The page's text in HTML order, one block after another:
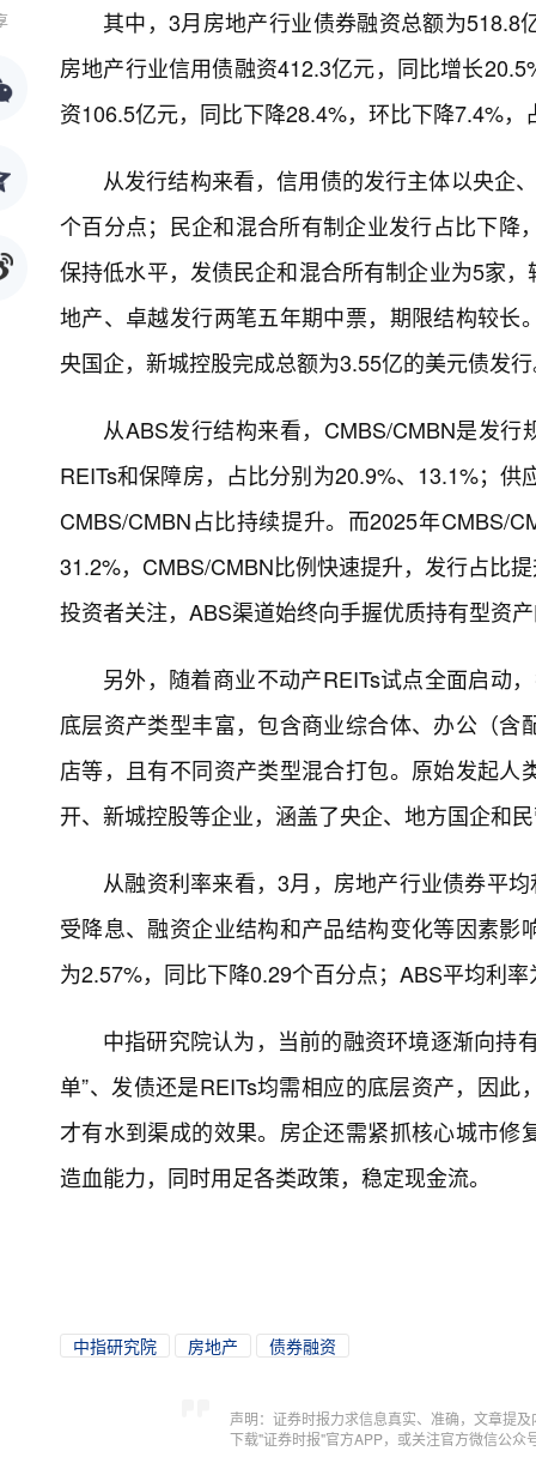
其中，3月房地产行业债券融资总额为
房地产行业信用债融资412.3亿元，同比增长
资106.5亿元，同比下降28.4%，环比下降7.4%，
从发行结构来看，信用债的发行主体以央企
个百分点；民企和混合所有制企业发行占比下
保持低水平，发债民企和混合所有制企业为5家
地产、卓越发行两笔五年期中票，期限结构较
央国企，新城控股完成总额为3.55亿的美元债发
从ABS发行结构来看，CMBS/CMBN是发
REITs和保障房，占比分别为20.9%、13.1%；
CMBS/CMBN占比持续提升。而2025年CMBS/
31.2%，CMBS/CMBN比例快速提升，发行占比
投资者关注，ABS渠道始终向手握优质持有型资
另外，随着商业不动产REITs试点全面启动
底层资产类型丰富，包含商业综合体、办公（
店等，且有不同资产类型混合打包。原始发起
开、新城控股等企业，涵盖了央企、地方国企和
从融资利率来看，3月，房地产行业债券平
受降息、融资企业结构和产品结构变化等因素
为2.57%，同比下降0.29个百分点；ABS平均利
中指研究院认为，当前的融资环境逐渐向持
单”、发债还是REITs均需相应的底层资产，因
才有水到渠成的效果。房企还需紧抓核心城市
造血能力，同时用足各类政策，稳定现金流。
中指研究院 房地产 债券融资
声明：证券时报力求信息真实、准确，文章提
下载"证券时报"官方APP，或关注官方微信公